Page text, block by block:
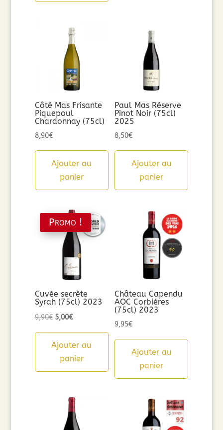
Côté Mas Frisante
Piquepoul
Chardonnay (75cl)
8,90€
Ajouter au
panier
Paul Mas Réserve
Pinot Noir (75cl)
2025
8,50€
Ajouter au
panier
Promo !
Cuvée secrète
Syrah (75cl) 2023
9,90€ Le
initial
était :
5,00€Le
actuel
est :
Ajouter au
panier
Château Capendu
AOC Corbières
(75cl) 2023
9,95€
Ajouter au
panier